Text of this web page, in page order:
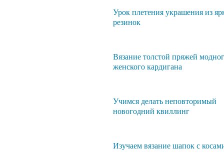
Урок плетения украшения из
резинок
Вязание толстой пряжей
женского кардигана
Учимся делать неповторимый
новогодний квиллинг
Изучаем вязание шапок с